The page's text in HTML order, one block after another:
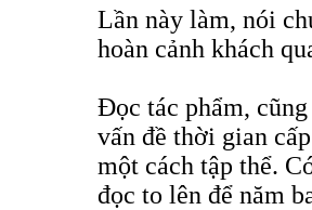
Lần này làm, nói
hoàn cảnh khách
Đọc tác phẩm,
vấn đề thời gian
một cách tập thể.
đọc to lên để năm